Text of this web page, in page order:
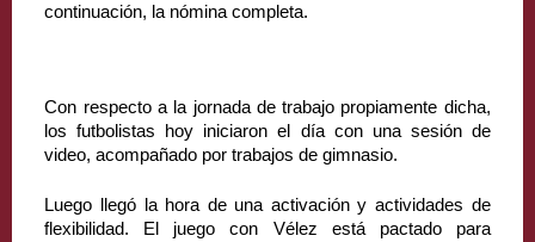
continuación, la nómina completa.
Con respecto a la jornada de trabajo propiamente dicha,
los futbolistas hoy iniciaron el día con una sesión de
video, acompañado por trabajos de gimnasio.
Luego llegó la hora de una activación y actividades de
flexibilidad. El juego con Vélez está pactado para